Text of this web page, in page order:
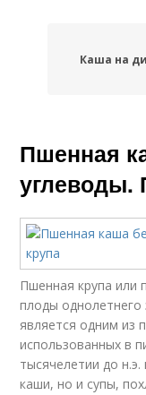
Каша на
Пшенная
углеводы.
Пшенная крупа
плоды однолетнего
является одним из
использованных в
тысячелетии до
каши, но и супы,